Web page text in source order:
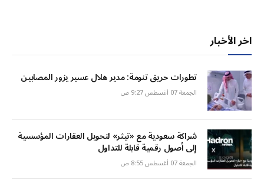
اخر الأخبار
تطورات حريق تنومة: مدير هلال عسير يزور المصابين
الجمعة 07 أغسطس 9:27 ص
شراكة سعودية مع «تيثر» لتحويل العقارات المؤسسية
إلى أصول رقمية قابلة للتداول
الجمعة 07 أغسطس 8:55 ص